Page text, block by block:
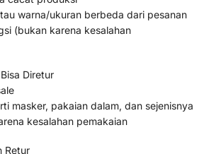
warna/ukuran berbeda dari pesanan
(bukan karena kesalahan
Diretur
masker, pakaian dalam, dan sejenisnya
kesalahan pemakaian
Retur